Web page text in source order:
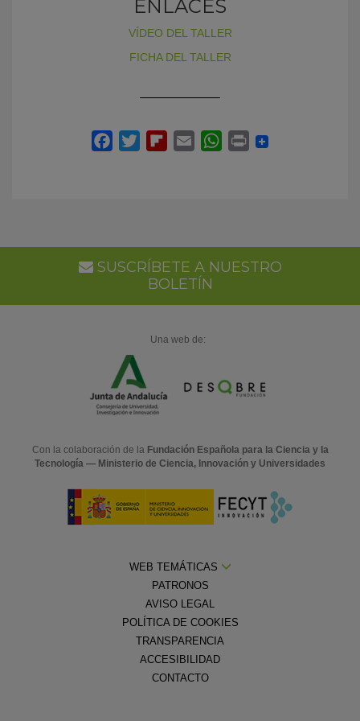
ENLACES
VÍDEO DEL TALLER
FICHA DEL TALLER
SUSCRÍBETE A NUESTRO
BOLETÍN
Una web de:
Con la colaboración de la Fundación Española para la Ciencia y la
Tecnología — Ministerio de Ciencia, Innovación y Universidades
WEB TEMÁTICAS
PATRONOS
AVISO LEGAL
POLÍTICA DE COOKIES
TRANSPARENCIA
ACCESIBILIDAD
CONTACTO